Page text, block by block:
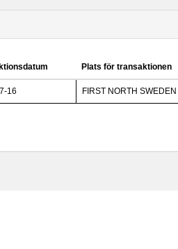
Plats för transaktionen
16 FIRST NORTH SWEDEN